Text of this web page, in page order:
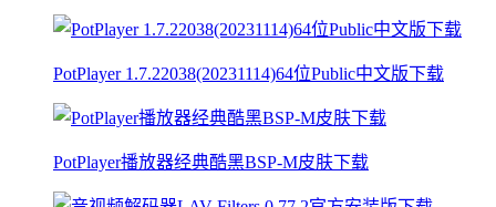
PotPlayer 1.7.22038(20231114)64位Public中文版下载
PotPlayer播放器经典酷黑BSP-M皮肤下载